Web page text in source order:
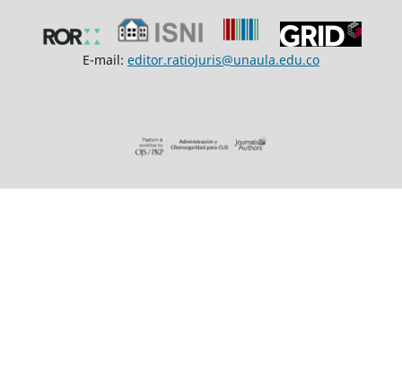
E-mail: editor.ratiojuris@unaula.edu.co